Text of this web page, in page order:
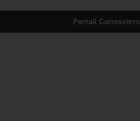
Portail Carrossiers